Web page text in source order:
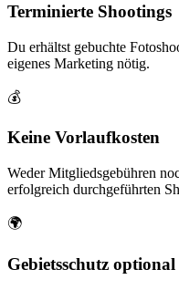
Terminierte Shootings
Du erhältst gebuchte
eigenes Marketing nötig.
💰
Keine Vorlaufkosten
Weder Mitgliedsgebühren
erfolgreich durchgeführten
🌍
Gebietsschutz optional